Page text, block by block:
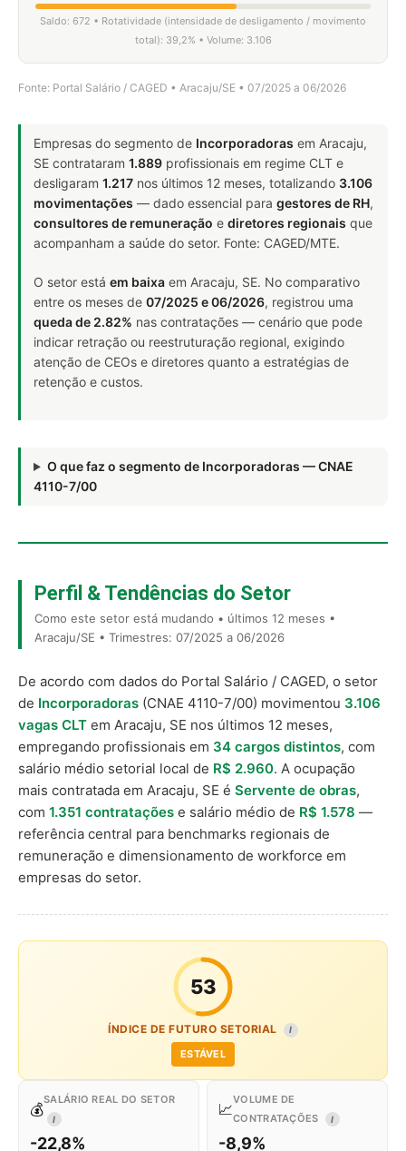
Saldo: 672 • Rotatividade (intensidade de desligamento / movimento
total): 39,2% • Volume: 3.106
Fonte: Portal Salário / CAGED • Aracaju/SE • 07/2025 a 06/2026
Empresas do segmento de Incorporadoras em Aracaju,
SE contrataram 1.889 profissionais em regime CLT e
desligaram 1.217 nos últimos 12 meses, totalizando 3.106
movimentações — dado essencial para gestores de RH,
consultores de remuneração e diretores regionais que
acompanham a saúde do setor. Fonte: CAGED/MTE.
O setor está em baixa em Aracaju, SE. No comparativo
entre os meses de 07/2025 e 06/2026, registrou uma
queda de 2.82% nas contratações — cenário que pode
indicar retração ou reestruturação regional, exigindo
atenção de CEOs e diretores quanto a estratégias de
retenção e custos.
O que faz o segmento de Incorporadoras — CNAE
4110-7/00
Perfil & Tendências do Setor
Como este setor está mudando • últimos 12 meses •
Aracaju/SE • Trimestres: 07/2025 a 06/2026
De acordo com dados do Portal Salário / CAGED, o setor
de Incorporadoras (CNAE 4110-7/00) movimentou 3.106
vagas CLT em Aracaju, SE nos últimos 12 meses,
empregando profissionais em 34 cargos distintos, com
salário médio setorial local de R$ 2.960. A ocupação
mais contratada em Aracaju, SE é Servente de obras,
com 1.351 contratações e salário médio de R$ 1.578 —
referência central para benchmarks regionais de
remuneração e dimensionamento de workforce em
empresas do setor.
53
ÍNDICE DE FUTURO SETORIAL I
ESTÁVEL
💰
SALÁRIO REAL DO SETOR
I
-22,8%
📈
VOLUME DE
CONTRATAÇÕES
I
-8,9%